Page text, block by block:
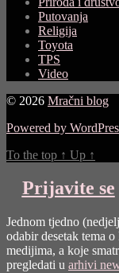
Putovanja
Religija
Toyota
TPS
Video
© 2026 Mračni blog
Powered by
To the top ↑ Up ↑
Prijavite se
Jednom tjedno
odabir desetak tema
medijima, a koje
pregledati u arhivi